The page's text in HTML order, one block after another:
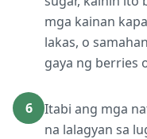
mga kainan
lakas, o
gaya ng berries
6
Itabi ang mga
na lalagyan sa